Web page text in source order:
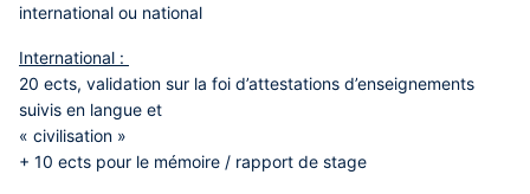
international ou national
International :
20 ects, validation sur la foi d’attestations d’enseignements
suivis en langue et
« civilisation »
+ 10 ects pour le mémoire / rapport de stage